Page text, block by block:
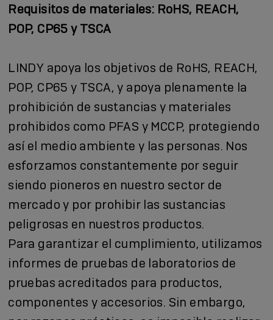
Requisitos de materiales: RoHS, REACH,
POP, CP65 y TSCA
LINDY apoya los objetivos de RoHS, REACH,
POP, CP65 y TSCA, y apoya plenamente la
prohibición de sustancias y materiales
prohibidos como PFAS y MCCP, protegiendo
así el medio ambiente y las personas. Nos
esforzamos constantemente por seguir
siendo pioneros en nuestro sector de
mercado y por prohibir las sustancias
peligrosas en nuestros productos.
Para garantizar el cumplimiento, utilizamos
informes de pruebas de laboratorios de
pruebas acreditados para productos,
componentes y accesorios. Sin embargo,